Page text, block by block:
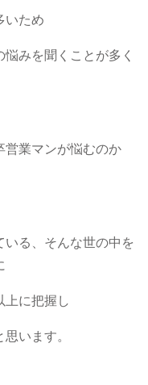
いため
みを聞くことが多く
営業マンが悩むのか
いる、そんな世の中を
上に把握し
います。